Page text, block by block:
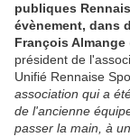
publiques
évènement, dans
François Almange
président de
Unifié Rennaise
association qui a
de l'ancienne
passer la main, à